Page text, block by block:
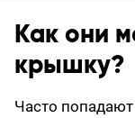
Как они
крышку?
Часто